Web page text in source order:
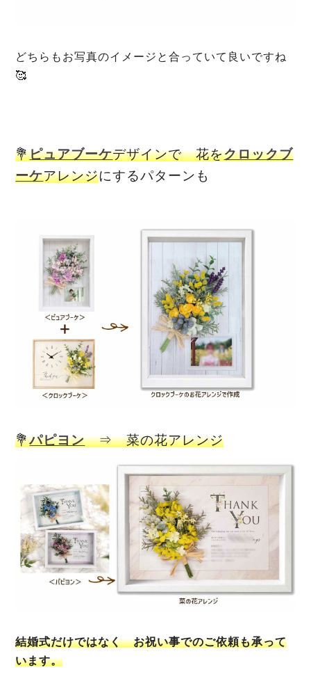
どちらもお写真のイメージと合っていて良いですね
🥰
💐ピュアブーケデザインで 花をクロックブ
ーケアレンジにするパターンも
💐パピヨン⇒ 菜の花アレンジ
結婚式だけではなく お祝い事でのご依頼も承って
います。